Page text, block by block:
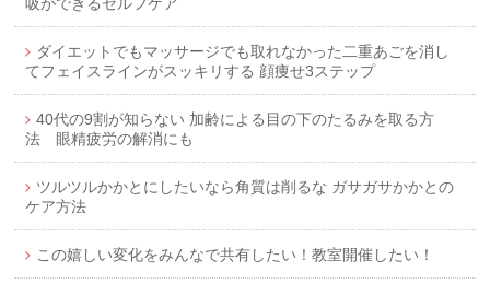
吸ができるセルフケア
ダイエットでもマッサージでも取れなかった二重あごを消し
てフェイスラインがスッキリする 顔痩せ3ステップ
40代の9割が知らない 加齢による目の下のたるみを取る方
法 眼精疲労の解消にも
ツルツルかかとにしたいなら角質は削るな ガサガサかかとの
ケア方法
この嬉しい変化をみんなで共有したい！教室開催したい！